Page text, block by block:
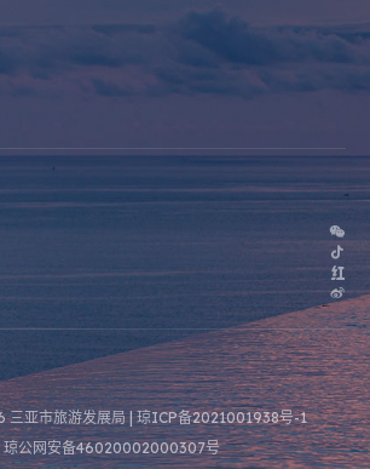
三亚市旅游发展局 |琼ICP备2021001938号-1
琼公网安备46020002000307号